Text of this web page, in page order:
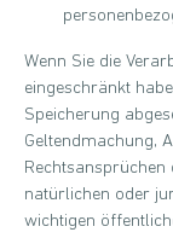
Wenn Sie die
eingeschränkt
Speicherung
Geltendmachung,
Rechtsansprüchen
natürlichen oder
wichtigen